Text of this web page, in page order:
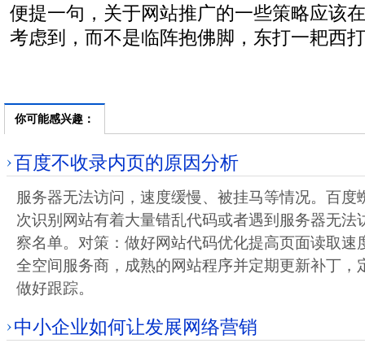
便提一句，关于网站推广的一些策略应该
考虑到，而不是临阵抱佛脚，东打一耙西
你可能感兴趣：
百度不收录内页的原因分析
服务器无法访问，速度缓慢、被挂马等情况。百度
次识别网站有着大量错乱代码或者遇到服务器无法
察名单。对策：做好网站代码优化提高页面读取速
全空间服务商，成熟的网站程序并定期更新补丁，
做好跟踪。
中小企业如何让发展网络营销